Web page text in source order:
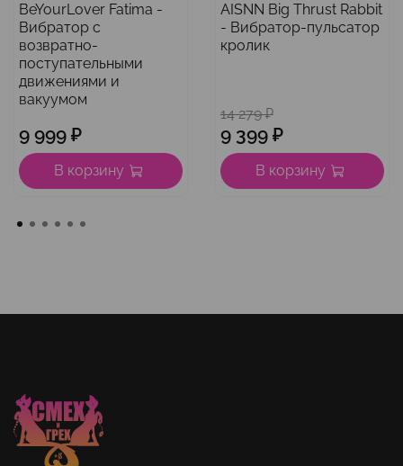
BeYourLover Fatima -
Вибратор с
возвратно-
поступательными
движениями и
вакуумом
9 999 ₽
В корзину
AISNN Big Thrust Rabbit
- Вибратор-пульсатор
кролик
14 279 ₽
9 399 ₽
В корзину